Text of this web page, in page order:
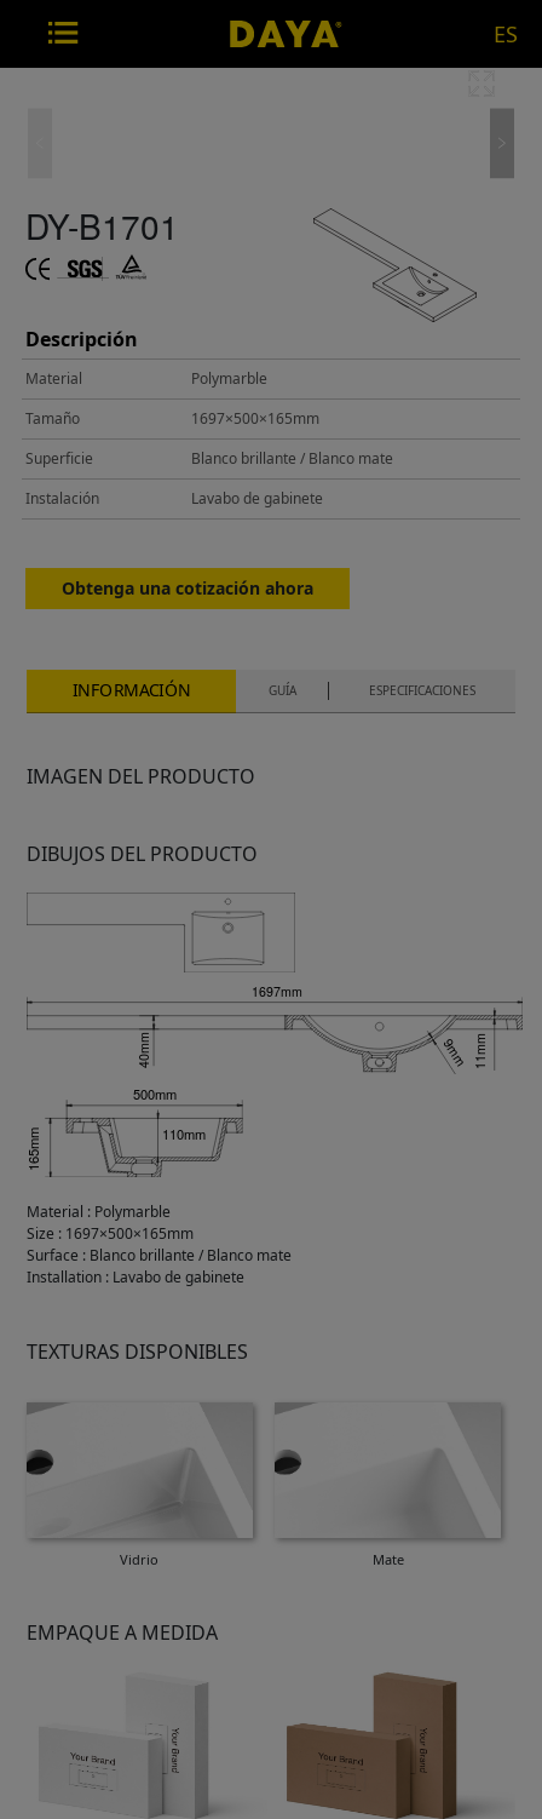
ES
DY-B1701
Descripción
Material
Polymarble
Tamaño
1697×500×165mm
Superficie
Blanco brillante / Blanco mate
Instalación
Lavabo de gabinete
Obtenga una cotización ahora
INFORMACIÓN GUÍA ESPECIFICACIONES
IMAGEN DEL PRODUCTO
DIBUJOS DEL PRODUCTO
Material : Polymarble
Size : 1697×500×165mm
Surface : Blanco brillante / Blanco mate
Installation : Lavabo de gabinete
TEXTURAS DISPONIBLES
Vidrio Mate
EMPAQUE A MEDIDA